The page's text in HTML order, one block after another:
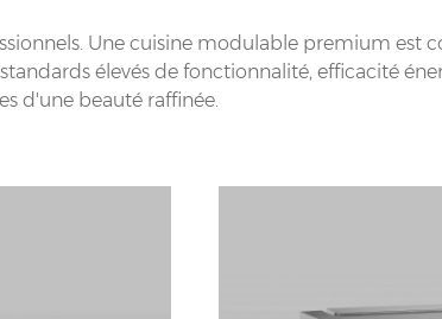
Une cuisine modulable premium est
élevés de fonctionnalité, efficacité
d'une beauté raffinée.